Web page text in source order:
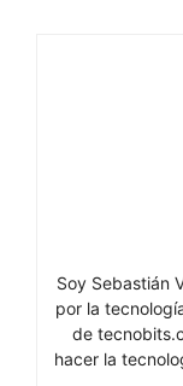
Soy Sebastián
por la
de
hacer la